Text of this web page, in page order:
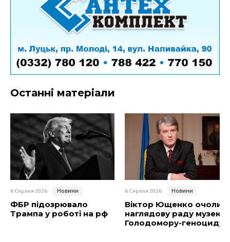
Останні матеріали
6 Серпня 2026 Новини
ФБР підозрювало
Трампа у роботі на рф
6 Серпня 2026 Новини
Віктор Ющенко очолив
наглядову раду музею
Голодомору-геноциду